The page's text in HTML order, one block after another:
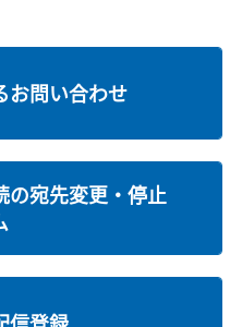
お問い合わせ
の宛先変更・停止